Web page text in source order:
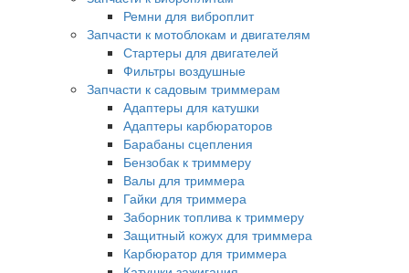
Ремни для виброплит
Запчасти к мотоблокам и двигателям
Стартеры для двигателей
Фильтры воздушные
Запчасти к садовым триммерам
Адаптеры для катушки
Адаптеры карбюраторов
Барабаны сцепления
Бензобак к триммеру
Валы для триммера
Гайки для триммера
Заборник топлива к триммеру
Защитный кожух для триммера
Карбюратор для триммера